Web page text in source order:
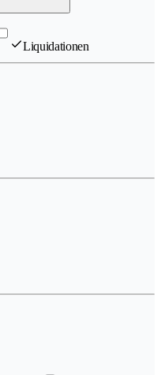
Liquidationen